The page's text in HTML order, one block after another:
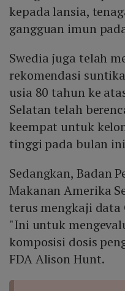
kepada lansia,
gangguan imun
Swedia juga telah
rekomendasi
usia 80 tahun ke
Selatan telah
keempat untuk
tinggi pada bulan
Sedangkan, Badan
Makanan Amerika
terus mengkaji data
"Ini untuk
komposisi dosis
FDA Alison Hunt.